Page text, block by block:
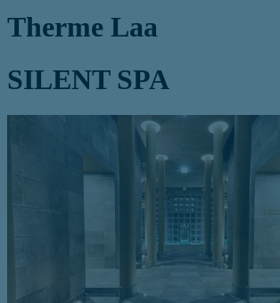
Therme Laa
SILENT SPA